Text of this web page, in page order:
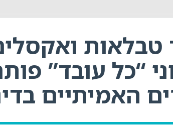
טבלאות
“כל עובד”
האמיתיים